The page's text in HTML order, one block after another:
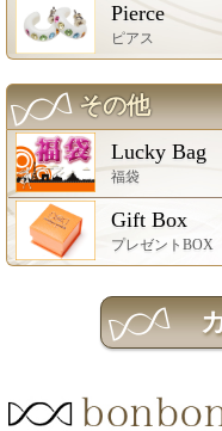
Pierce
ピアス
その他
Lucky Bag
福袋
Gift Box
プレゼントBOX